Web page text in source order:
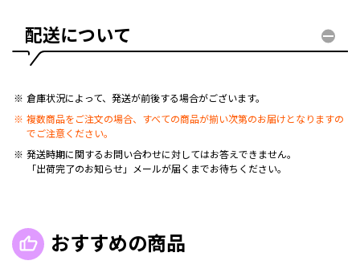
配送について
倉庫状況によって、発送が前後する場合がございます。
複数商品をご注文の場合、すべての商品が揃い次第のお届けとなりますの
でご注意ください。
発送時期に関するお問い合わせに対してはお答えできません。
「出荷完了のお知らせ」メールが届くまでお待ちください。
おすすめの商品